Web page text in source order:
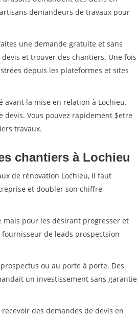
demandeurs de travaux pour
une demande gratuite et sans
et trouver des chantiers. Une fois
depuis les plateformes et sites
avant la mise en relation à Lochieu.
Vous pouvez rapidement $etre
travaux.
chantiers à Lochieu
de rénovation Lochieu, il faut
et doubler son chiffre
pour les désirant progresser et
de leads prospectsion
ou au porte à porte. Des
un investissement sans garantie
des demandes de devis en